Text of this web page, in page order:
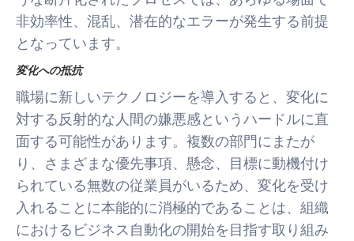
非効率性、混乱、潜在的なエラーが発生する前提
となっています。
変化への抵抗
職場に新しいテクノロジーを導入すると、変化に
対する反射的な人間の嫌悪感というハードルに直
面する可能性があります。複数の部門にまたが
り、さまざまな優先事項、懸念、目標に動機付け
られている無数の従業員がいるため、変化を受け
入れることに本能的に消極的であることは、組織
におけるビジネス自動化の開始を目指す取り組み